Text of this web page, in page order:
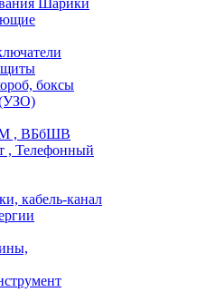
щиты
боксы
, ВБбШВ
, Телефонный
кабель-канал